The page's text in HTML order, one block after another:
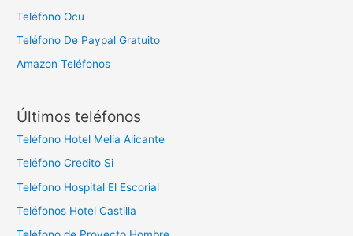
Teléfono Ocu
Teléfono De Paypal Gratuito
Amazon Teléfonos
Últimos teléfonos
Teléfono Hotel Melia Alicante
Teléfono Credito Si
Teléfono Hospital El Escorial
Teléfonos Hotel Castilla